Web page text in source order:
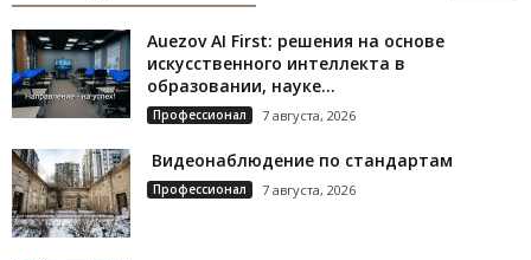
Auezov AI First: решения на основе
искусственного интеллекта в
образовании, науке...
Профессионал 7 августа, 2026
Видеонаблюдение по стандартам
Профессионал 7 августа, 2026